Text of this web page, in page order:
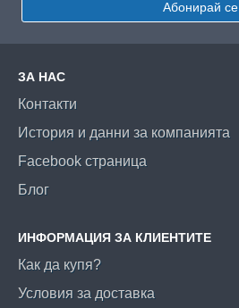
Абонирай се
ЗА НАС
Контакти
История и данни за компанията
Facebook страница
Блог
ИНФОРМАЦИЯ ЗА КЛИЕНТИТЕ
Как да купя?
Условия за доставка